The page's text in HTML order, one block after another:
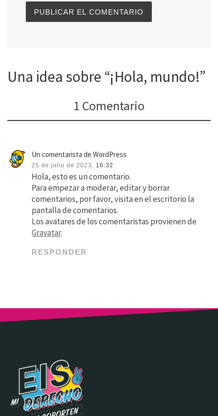
Una idea sobre “¡Hola, mundo!”
1 Comentario
Un comentarista de WordPress
25 de julio de 2023, 16:32
Hola, esto es un comentario.
Para empezar a moderar, editar y borrar
comentarios, por favor, visita en el escritorio la
pantalla de comentarios.
Los avatares de los comentaristas provienen de
Gravatar.
RESPONDER